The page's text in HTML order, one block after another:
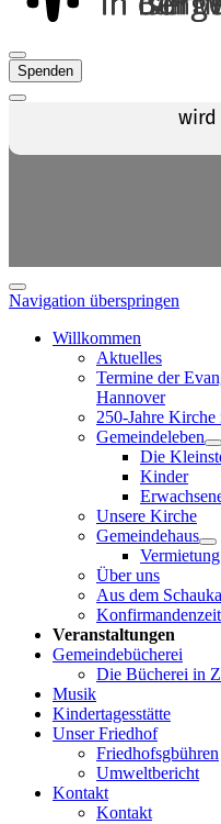
Spenden
Navigation überspringen
Willkommen
Aktuelles
Termine der
Hannover
250-Jahre
Gemeindeleben
Die
Kinder
Unsere Kirche
Gemeindehaus
Vermietung
Über uns
Aus dem
Konfirmandenzeit
Veranstaltungen
Gemeindebücherei
Die Bücherei in
Musik
Kindertagesstätte
Unser Friedhof
Friedhofsgbühren
Umweltbericht
Kontakt
Kontakt